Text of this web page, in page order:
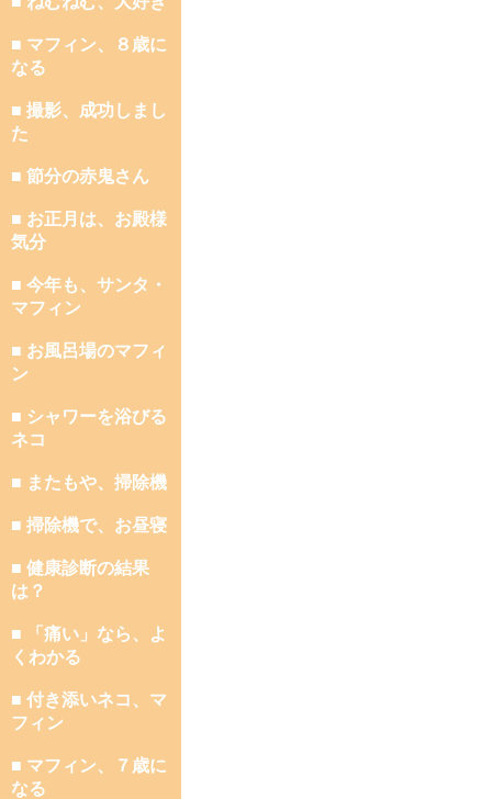
■ マフィン、８歳に
なる
■ 撮影、成功しまし
た
■ 節分の赤鬼さん
■ お正月は、お殿様
気分
■ 今年も、サンタ・
マフィン
■ お風呂場のマフィ
ン
■ シャワーを浴びる
ネコ
■ またもや、掃除機
■ 掃除機で、お昼寝
■ 健康診断の結果
は？
■ 「痛い」なら、よ
くわかる
■ 付き添いネコ、マ
フィン
■ マフィン、７歳に
なる